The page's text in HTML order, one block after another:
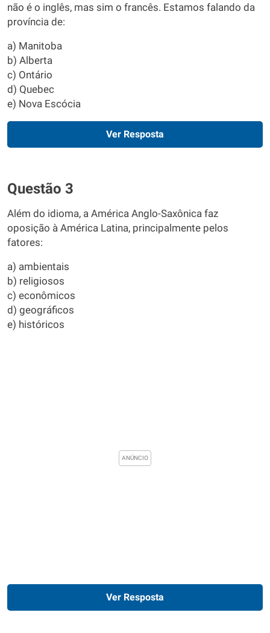
não é o inglês, mas sim o francês. Estamos falando da
província de:
a) Manitoba
b) Alberta
c) Ontário
d) Quebec
e) Nova Escócia
Ver Resposta
Questão 3
Além do idioma, a América Anglo-Saxônica faz
oposição à América Latina, principalmente pelos
fatores:
a) ambientais
b) religiosos
c) econômicos
d) geográficos
e) históricos
Ver Resposta